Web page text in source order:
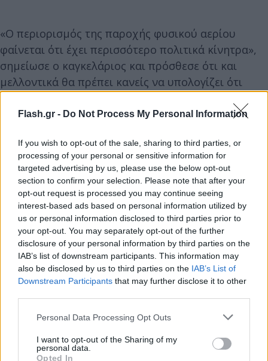
Flash.gr - Do Not Process My Personal Information
If you wish to opt-out of the sale, sharing to third parties, or
processing of your personal or sensitive information for
targeted advertising by us, please use the below opt-out
section to confirm your selection. Please note that after your
opt-out request is processed you may continue seeing
interest-based ads based on personal information utilized by
us or personal information disclosed to third parties prior to
your opt-out. You may separately opt-out of the further
disclosure of your personal information by third parties on the
IAB’s list of downstream participants. This information may
also be disclosed by us to third parties on the IAB’s List of
Downstream Participants that may further disclose it to other
Please note that this website/app uses one or more Google
not limited to your visit or usage behaviour. You may click to
grant or deny consent to Google and its third-party tags to
Personal Data Processing Opt Outs
I want to opt-out of the Sharing of my
personal data.
Opted In
«Ο περιορισμός της παροχής φυσικού αερίου
φαίνεται ότι έχει περισσότερο πολιτικά κίνητρα»,
σημείωσε ο καγκελάριος και πρόσθεσε ότι και
μελλοντικά θα πρέπει κανείς να υπολογίζει ότι
«μπορεί πάντα να υπάρχουν οποιαδήποτε δήθεν
προβλήματα για να μη λειτουργεί κάτι». Ακόμη και
πρέπει να είναι προετοιμασμένη για ενδεχόμενα
τέτοια «προβλήματα», δήλωσε.
Εκπρόσωπος της Siemens Energy δήλωσε επίσης
ότι η τουρμπίνα, η οποία επισκευάστηκε στις
εγκαταστάσεις της εταιρίας στον Καναδά και
εστάλη στη Γερμανία προκειμένου να παραδοθεί
στην Gazprom, είναι μόνο μία από τις συνολικά έξι
μεγαλύτερες και δύο μικρότερες τουρμπίνες που
χρησιμοποιούνται στον Nord Stream 1, αλλά για
την λειτουργία του αγωγού στο 100% των
δυνατοτήτων του αρκούν μόνο οι πέντε
τουρμπίνες.